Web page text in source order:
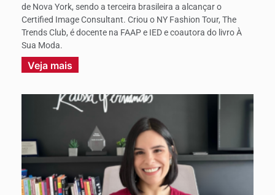
de Nova York, sendo a terceira brasileira a alcançar o
Certified Image Consultant. Criou o NY Fashion Tour, The
Trends Club, é docente na FAAP e IED e coautora do livro À
Sua Moda.
Veja mais